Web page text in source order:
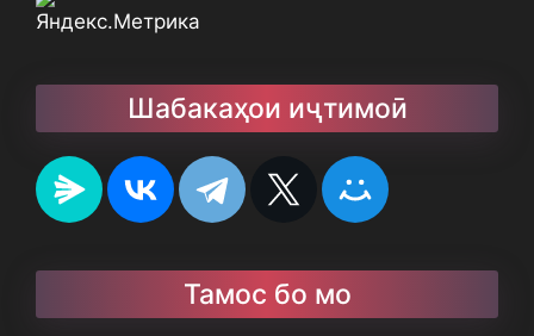
Шабакаҳои иҷтимоӣ
Тамос бо мо